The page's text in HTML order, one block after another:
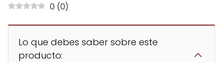
0 (0)
Lo que debes saber sobre este
producto: